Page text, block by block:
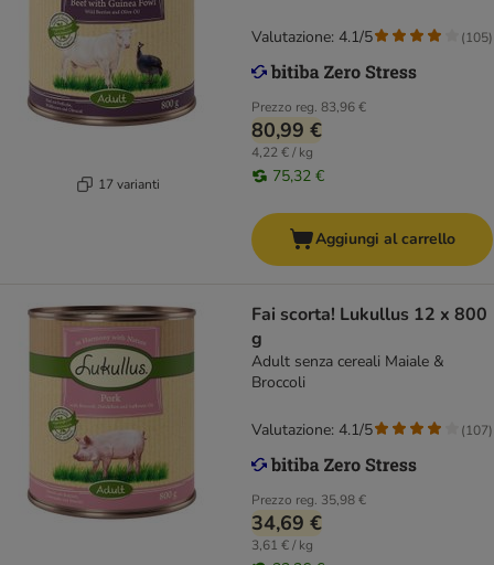
17 varianti
Prezzo reg. 83,96 €
80,99 €
4,22 € / kg
75,32 €
Valutazione: 4.1/5 (105)
Aggiungi al carrello
Fai scorta! Lukullus 12 x 800
g
Adult senza cereali Maiale &
Broccoli
Prezzo reg. 35,98 €
34,69 €
3,61 € / kg
Valutazione: 4.1/5 (107)